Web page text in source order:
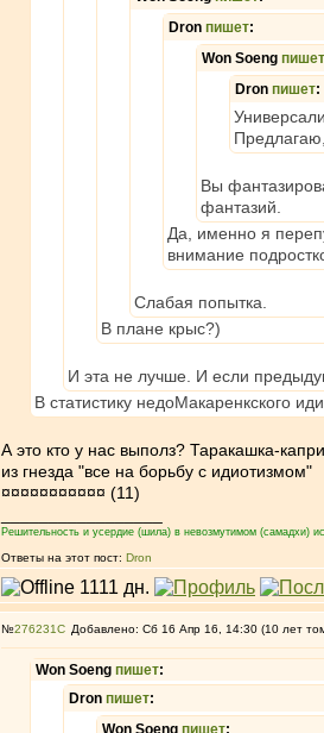
Dron пишет:
Won Soeng пишет
Dron пишет:
Вы
фантазий.
Да, именно я
внимание
Слабая попытка.
В плане крыс?)
И эта не лучше. И если
В статистику недоМакаренкского
А это кто у нас выполз? Таракашка-
из гнезда "все на борьбу с идиотизмом"
¤¤¤¤¤¤¤¤¤¤¤ (11)
Решительность и усердие (шила) в невозмутимом (самадхи)
Ответы на этот пост: Dron
№276231 Добавлено: Сб 16 Апр 16, 14:30 (10 лет
Won Soeng пишет:
Dron пишет:
Won Soeng пишет: